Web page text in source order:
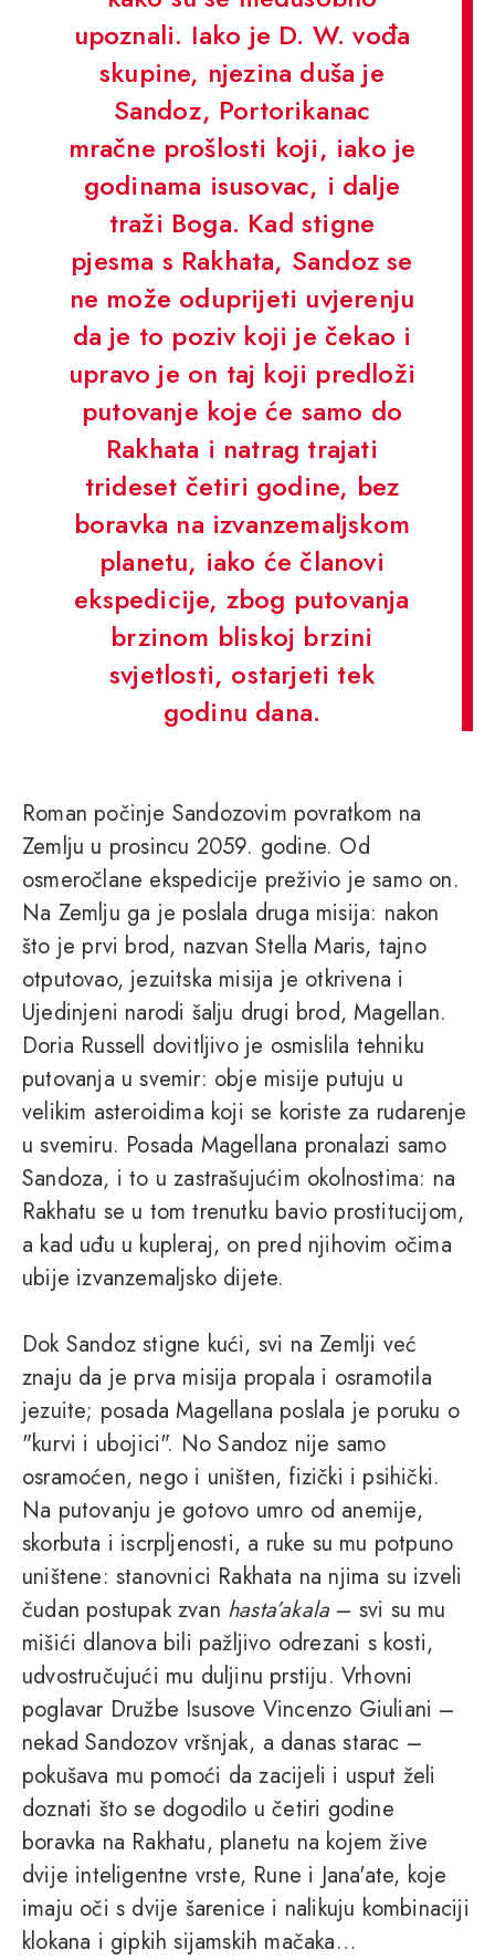
upoznali. Iako je D. W. vođa
skupine, njezina duša je
Sandoz, Portorikanac
mračne prošlosti koji, iako je
godinama isusovac, i dalje
traži Boga. Kad stigne
pjesma s Rakhata, Sandoz se
ne može oduprijeti uvjerenju
da je to poziv koji je čekao i
upravo je on taj koji predloži
putovanje koje će samo do
Rakhata i natrag trajati
trideset četiri godine, bez
boravka na izvanzemaljskom
planetu, iako će članovi
ekspedicije, zbog putovanja
brzinom bliskoj brzini
svjetlosti, ostarjeti tek
godinu dana.
Roman počinje Sandozovim povratkom na
Zemlju u prosincu 2059. godine. Od
osmeročlane ekspedicije preživio je samo on.
Na Zemlju ga je poslala druga misija: nakon
što je prvi brod, nazvan Stella Maris, tajno
otputovao, jezuitska misija je otkrivena i
Ujedinjeni narodi šalju drugi brod, Magellan.
Doria Russell dovitljivo je osmislila tehniku
putovanja u svemir: obje misije putuju u
velikim asteroidima koji se koriste za rudarenje
u svemiru. Posada Magellana pronalazi samo
Sandoza, i to u zastrašujućim okolnostima: na
Rakhatu se u tom trenutku bavio prostitucijom,
a kad uđu u kupleraj, on pred njihovim očima
ubije izvanzemaljsko dijete.
Dok Sandoz stigne kući, svi na Zemlji već
znaju da je prva misija propala i osramotila
jezuite; posada Magellana poslala je poruku o
"kurvi i ubojici". No Sandoz nije samo
osramoćen, nego i uništen, fizički i psihički.
Na putovanju je gotovo umro od anemije,
skorbuta i iscrpljenosti, a ruke su mu potpuno
uništene: stanovnici Rakhata na njima su izveli
čudan postupak zvan hasta’akala– svi su mu
mišići dlanova bili pažljivo odrezani s kosti,
udvostručujući mu duljinu prstiju. Vrhovni
poglavar Družbe Isusove Vincenzo Giuliani –
nekad Sandozov vršnjak, a danas starac –
pokušava mu pomoći da zacijeli i usput želi
doznati što se dogodilo u četiri godine
boravka na Rakhatu, planetu na kojem žive
dvije inteligentne vrste, Rune i Jana'ate, koje
imaju oči s dvije šarenice i nalikuju kombinaciji
klokana i gipkih sijamskih mačaka…